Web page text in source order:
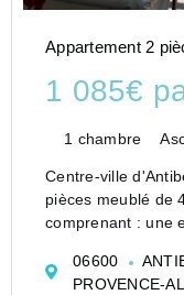
Appartement 2
1 085€
1 chambre
Centre-ville
pièces meublé de
comprenant : une
sur cour
06600
PROVENCE-